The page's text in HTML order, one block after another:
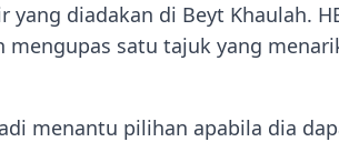
yang diadakan di Beyt Khaulah.
mengupas satu tajuk yang
menantu pilihan apabila dia